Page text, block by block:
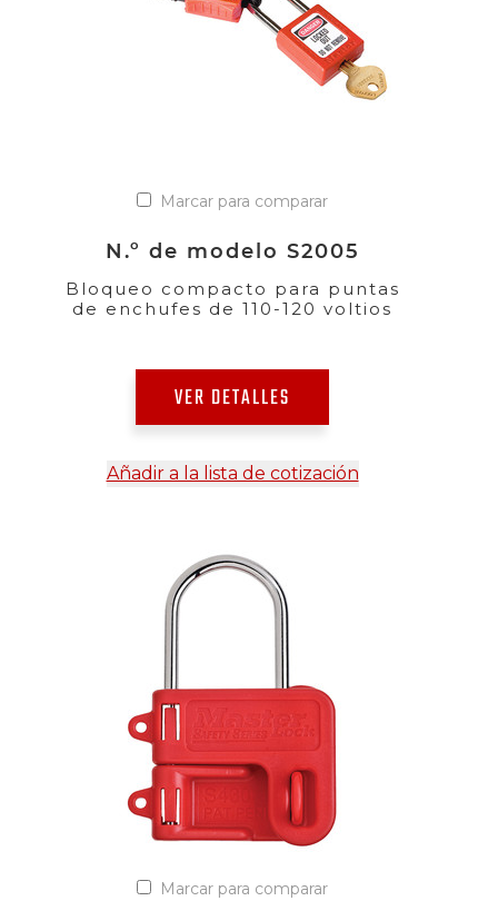
Marcar para comparar
N.º de modelo S2005
Bloqueo compacto para puntas
de enchufes de 110-120 voltios
VER DETALLES
Añadir a la lista de cotización
Marcar para comparar